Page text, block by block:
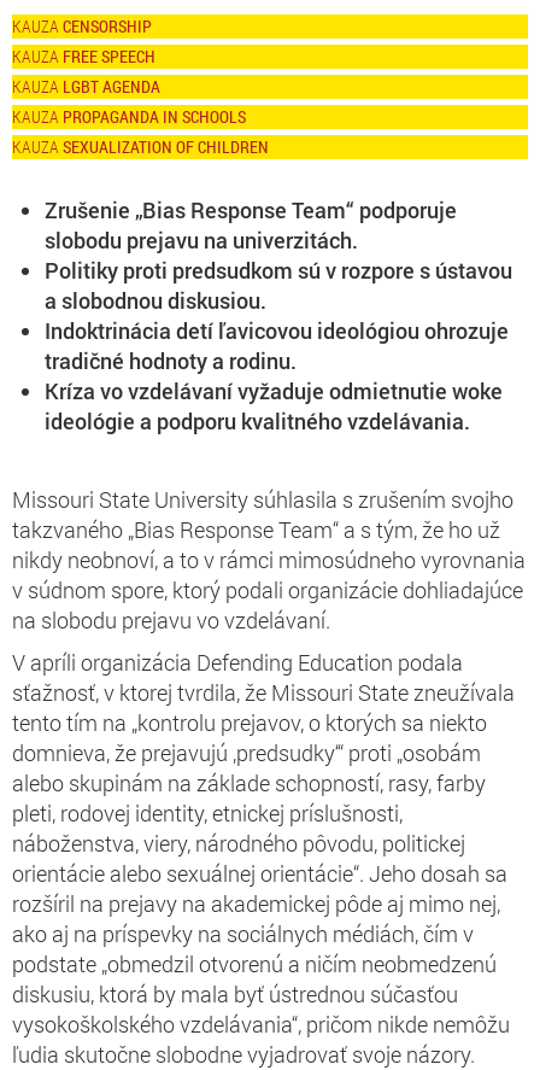
CENSORSHIP
FREE SPEECH
LGBT AGENDA
PROPAGANDA IN SCHOOLS
SEXUALIZATION OF CHILDREN
Zrušenie „Bias Response Team“ podporuje
slobodu prejavu na univerzitách.
Politiky proti predsudkom sú v rozpore s ústavou
a slobodnou diskusiou.
Indoktrinácia detí ľavicovou ideológiou ohrozuje
tradičné hodnoty a rodinu.
Kríza vo vzdelávaní vyžaduje odmietnutie woke
ideológie a podporu kvalitného vzdelávania.
Missouri State University súhlasila s zrušením svojho
takzvaného „Bias Response Team“ a s tým, že ho už
nikdy neobnoví, a to v rámci mimosúdneho vyrovnania
v súdnom spore, ktorý podali organizácie dohliadajúce
na slobodu prejavu vo vzdelávaní.
V apríli organizácia Defending Education podala
sťažnosť, v ktorej tvrdila, že Missouri State zneužívala
tento tím na „kontrolu prejavov, o ktorých sa niekto
domnieva, že prejavujú ‚predsudky‘“ proti „osobám
alebo skupinám na základe schopností, rasy, farby
pleti, rodovej identity, etnickej príslušnosti,
náboženstva, viery, národného pôvodu, politickej
orientácie alebo sexuálnej orientácie“. Jeho dosah sa
rozšíril na prejavy na akademickej pôde aj mimo nej,
ako aj na príspevky na sociálnych médiách, čím v
podstate „obmedzil otvorenú a ničím neobmedzenú
diskusiu, ktorá by mala byť ústrednou súčasťou
vysokoškolského vzdelávania“, pričom nikde nemôžu
ľudia skutočne slobodne vyjadrovať svoje názory.